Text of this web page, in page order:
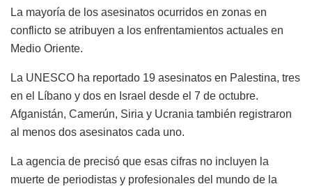
La mayoría de los asesinatos ocurridos en zonas en
conflicto se atribuyen a los enfrentamientos actuales en
Medio Oriente.
La UNESCO ha reportado 19 asesinatos en Palestina, tres
en el Líbano y dos en Israel desde el 7 de octubre.
Afganistán, Camerún, Siria y Ucrania también registraron
al menos dos asesinatos cada uno.
La agencia de precisó que esas cifras no incluyen la
muerte de periodistas y profesionales del mundo de la